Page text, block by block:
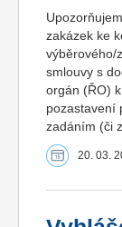
zakázek ke
výběrového/
smlouvy s
orgán (ŘO)
pozastavení
zadáním (či
20. 03.